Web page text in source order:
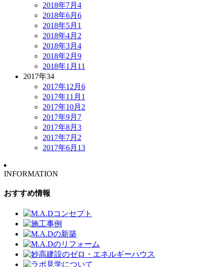
2018年7月 4
2018年6月 6
2018年5月 1
2018年4月 2
2018年3月 4
2018年2月 9
2018年1月 11
2017年34
2017年12月 6
2017年11月 1
2017年10月 2
2017年9月 7
2017年8月 3
2017年7月 2
2017年6月 13
INFORMATION
おすすめ情報